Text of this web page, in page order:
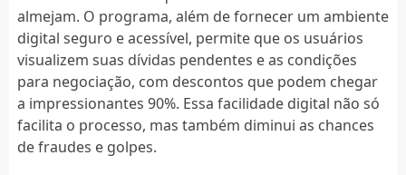
almejam. O programa, além de fornecer um ambiente
digital seguro e acessível, permite que os usuários
visualizem suas dívidas pendentes e as condições
para negociação, com descontos que podem chegar
a impressionantes 90%. Essa facilidade digital não só
facilita o processo, mas também diminui as chances
de fraudes e golpes.